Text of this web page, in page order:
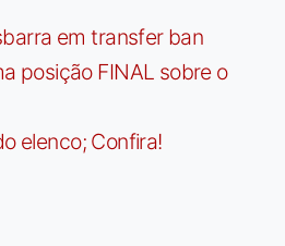
em transfer ban
posição FINAL sobre o
elenco; Confira!